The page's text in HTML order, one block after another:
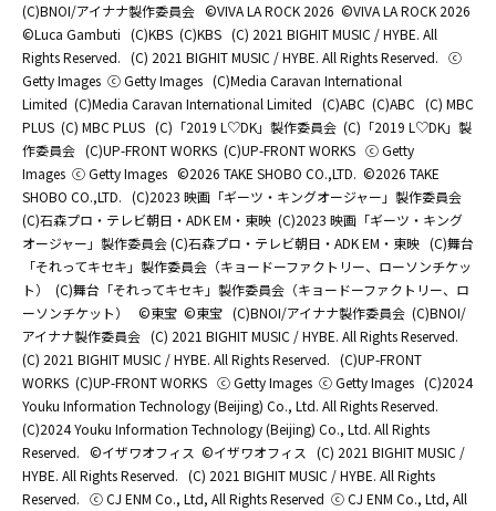
(C)BNOI/アイナナ製作委員会 ©️VIVA LA ROCK 2026 ©️VIVA LA ROCK 2026
©Luca Gambuti (C)KBS (C)KBS (C) 2021 BIGHIT MUSIC / HYBE. All
Rights Reserved. (C) 2021 BIGHIT MUSIC / HYBE. All Rights Reserved. ⓒ
Getty Images ⓒ Getty Images (C)Media Caravan International
Limited (C)Media Caravan International Limited (C)ABC (C)ABC (C) MBC
PLUS (C) MBC PLUS (C)「2019 L♡DK」製作委員会 (C)「2019 L♡DK」製
作委員会 (C)UP-FRONT WORKS (C)UP-FRONT WORKS ⓒ Getty
Images ⓒ Getty Images ©2026 TAKE SHOBO CO.,LTD. ©2026 TAKE
SHOBO CO.,LTD. (C)2023 映画「ギーツ・キングオージャー」製作委員会
(C)石森プロ・テレビ朝日・ADK EM・東映 (C)2023 映画「ギーツ・キング
オージャー」製作委員会 (C)石森プロ・テレビ朝日・ADK EM・東映 (C)舞台
「それってキセキ」製作委員会（キョードーファクトリー、ローソンチケッ
ト）
(C)舞台「それってキセキ」製作委員会（キョードーファクトリー、ロ
ーソンチケット）
©東宝 ©東宝 (C)BNOI/アイナナ製作委員会 (C)BNOI/
アイナナ製作委員会 (C) 2021 BIGHIT MUSIC / HYBE. All Rights Reserved.
(C) 2021 BIGHIT MUSIC / HYBE. All Rights Reserved. (C)UP-FRONT
WORKS (C)UP-FRONT WORKS ⓒ Getty Images ⓒ Getty Images (C)2024
Youku Information Technology (Beijing) Co., Ltd. All Rights Reserved.
(C)2024 Youku Information Technology (Beijing) Co., Ltd. All Rights
Reserved. ©イザワオフィス ©イザワオフィス
(C) 2021 BIGHIT MUSIC /
HYBE. All Rights Reserved. (C) 2021 BIGHIT MUSIC / HYBE. All Rights
Reserved. ⓒ CJ ENM Co., Ltd, All Rights Reserved ⓒ CJ ENM Co., Ltd, All